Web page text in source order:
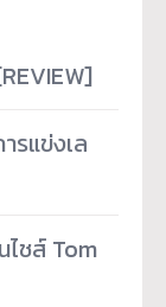
รแข่งเล
ชส์ Tom